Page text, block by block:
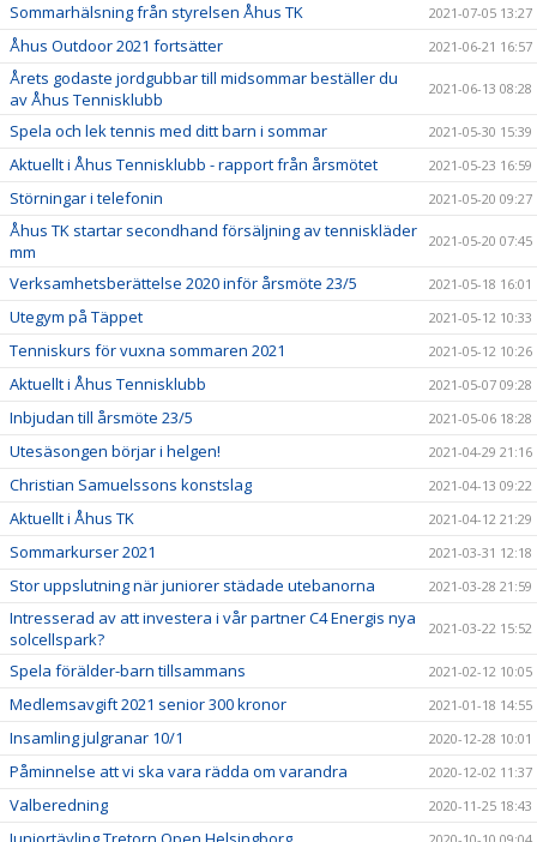
Sommarhälsning från styrelsen Åhus TK 2021-07-05 13:27
Åhus Outdoor 2021 fortsätter 2021-06-21 16:57
Årets godaste jordgubbar till midsommar beställer du
av Åhus Tennisklubb
2021-06-13 08:28
Spela och lek tennis med ditt barn i sommar 2021-05-30 15:39
Aktuellt i Åhus Tennisklubb - rapport från årsmötet 2021-05-23 16:59
Störningar i telefonin 2021-05-20 09:27
Åhus TK startar secondhand försäljning av tenniskläder
mm
2021-05-20 07:45
Verksamhetsberättelse 2020 inför årsmöte 23/5 2021-05-18 16:01
Utegym på Täppet 2021-05-12 10:33
Tenniskurs för vuxna sommaren 2021 2021-05-12 10:26
Aktuellt i Åhus Tennisklubb 2021-05-07 09:28
Inbjudan till årsmöte 23/5 2021-05-06 18:28
Utesäsongen börjar i helgen! 2021-04-29 21:16
Christian Samuelssons konstslag 2021-04-13 09:22
Aktuellt i Åhus TK 2021-04-12 21:29
Sommarkurser 2021 2021-03-31 12:18
Stor uppslutning när juniorer städade utebanorna 2021-03-28 21:59
Intresserad av att investera i vår partner C4 Energis nya
solcellspark?
2021-03-22 15:52
Spela förälder-barn tillsammans 2021-02-12 10:05
Medlemsavgift 2021 senior 300 kronor 2021-01-18 14:55
Insamling julgranar 10/1 2020-12-28 10:01
Påminnelse att vi ska vara rädda om varandra 2020-12-02 11:37
Valberedning 2020-11-25 18:43